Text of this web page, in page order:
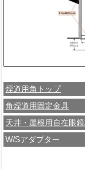
煙道用角トップ
角煙道用固定金具
天井・屋根用自在眼
W/Sアダプター